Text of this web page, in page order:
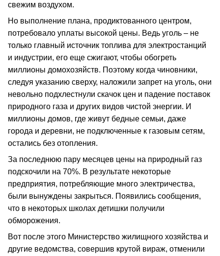
свежим воздухом.
Но выполнение плана, продиктованного центром,
потребовало уплаты высокой цены. Ведь уголь – не
только главный источник топлива для электростанций
и индустрии, его еще сжигают, чтобы обогреть
миллионы домохозяйств. Поэтому когда чиновники,
следуя указанию сверху, наложили запрет на уголь, они
невольно подхлестнули скачок цен и падение поставок
природного газа и других видов чистой энергии. И
миллионы домов, где живут бедные семьи, даже
города и деревни, не подключенные к газовым сетям,
остались без отопления.
За последнюю пару месяцев цены на природный газ
подскочили на 70%. В результате некоторые
предприятия, потребляющие много электричества,
были вынуждены закрыться. Появились сообщения,
что в некоторых школах детишки получили
обморожения.
Вот после этого Министерство жилищного хозяйства и
другие ведомства, совершив крутой вираж, отменили